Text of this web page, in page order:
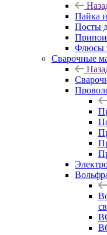
Пайка
Посты
Флюсы
Сварочные